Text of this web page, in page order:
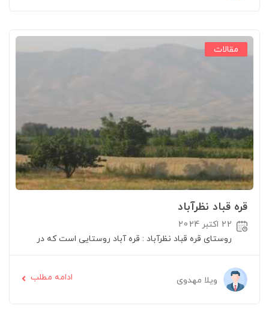
مقالات
قره قباد نظرآباد
22 اکتبر 2024
روستای قره قباد نظرآباد : قره آباد روستایی است که در
ویلا مهدوی ادامه مطلب